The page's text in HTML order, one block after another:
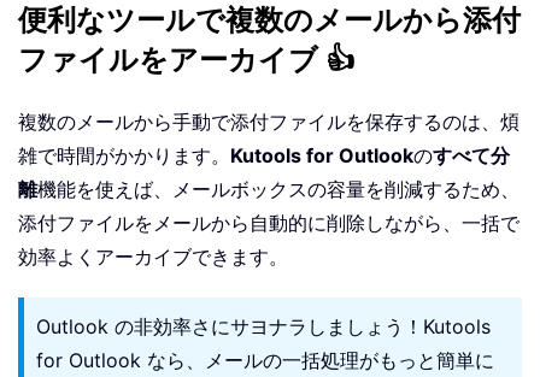
便利なツールで複数のメールから添付
ファイルをアーカイブ 👍
複数のメールから手動で添付ファイルを保存するのは、煩
雑で時間がかかります。 Kutools for Outlookのすべて分
離機能を使えば、メールボックスの容量を削減するため、
添付ファイルをメールから自動的に削除しながら、一括で
効率よくアーカイブできます。
Outlook の非効率さにサヨナラしましょう！Kutools
for Outlook なら、メールの一括処理がもっと簡単に